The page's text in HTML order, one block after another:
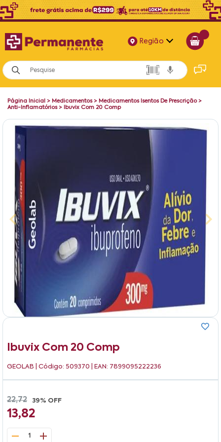
Região
Alagoas
Bahia
Pernambuco
Página Inicial > Medicamentos> Medicamentos Isentos De Prescrição>
Anti-Inflamatórios> Ibuvix Com 20 Comp
Ibuvix Com 20 Comp
GEOLAB | Código: 509370 | EAN: 7899095222236
22,72 39% OFF
13,82
1